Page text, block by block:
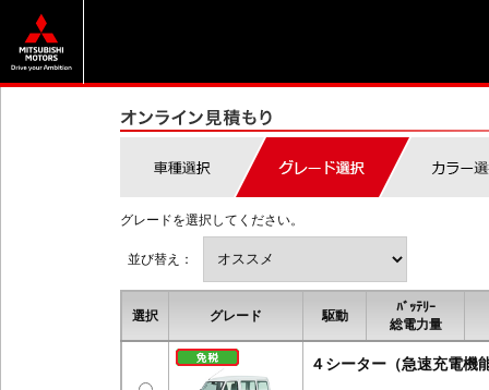
グレードを選択してください。
並び替え：
選択 グレード 駆動
ﾊﾞｯﾃﾘｰ
総電力量
４シーター（急速充電機